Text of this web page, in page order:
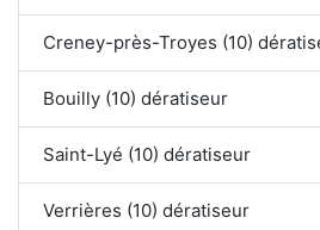
Creney-près-Troyes (10)
Bouilly (10) dératiseur
Saint-Lyé (10) dératiseur
Verrières (10) dératiseur